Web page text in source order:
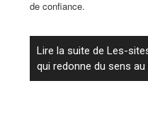
de confiance.
Lire la suite de Les-
qui redonne du sens au